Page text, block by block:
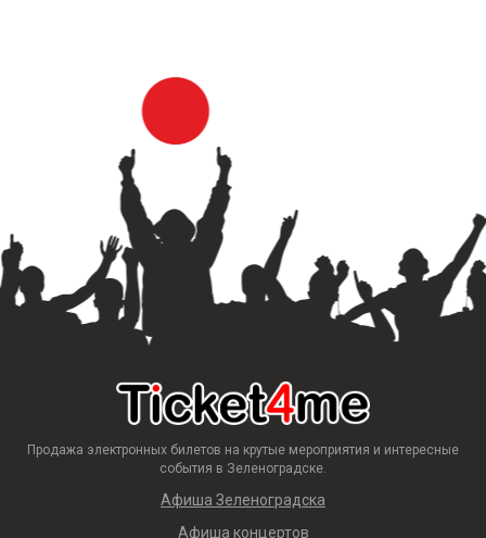
Продажа электронных билетов на крутые мероприятия и интересные
события в Зеленоградске.
Афиша Зеленоградска
Афиша концертов